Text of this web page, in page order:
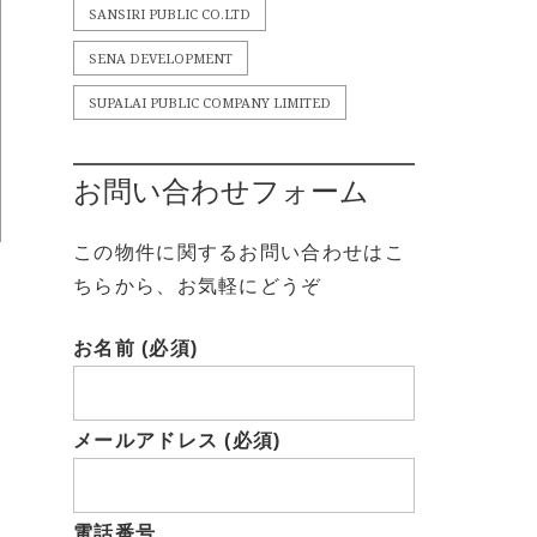
SANSIRI PUBLIC CO.LTD
SENA DEVELOPMENT
SUPALAI PUBLIC COMPANY LIMITED
お問い合わせフォーム
この物件に関するお問い合わせはこ
ちらから、お気軽にどうぞ
お名前 (必須)
メールアドレス (必須)
電話番号